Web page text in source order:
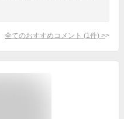
全てのおすすめコメント (1 件) >